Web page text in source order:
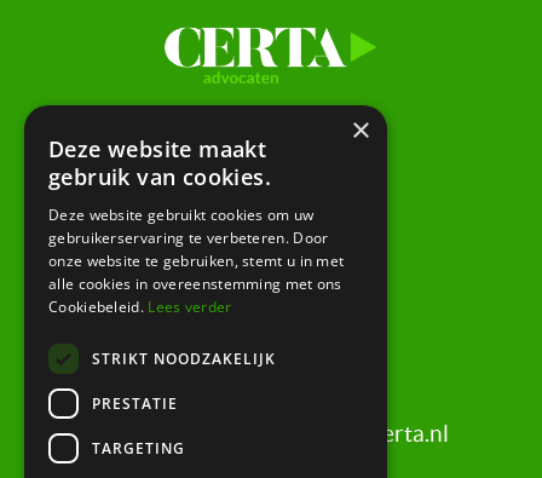
Amsterdam
Keizersgracht 620
1017 ER Amsterdam
Bussum
1401 AG Bussum
info@certa.nl
×
Deze website maakt
gebruik van cookies.
Deze website gebruikt cookies om uw
gebruikerservaring te verbeteren. Door
onze website te gebruiken, stemt u in met
alle cookies in overeenstemming met ons
Cookiebeleid. Lees verder
STRIKT NOODZAKELIJK
PRESTATIE
TARGETING